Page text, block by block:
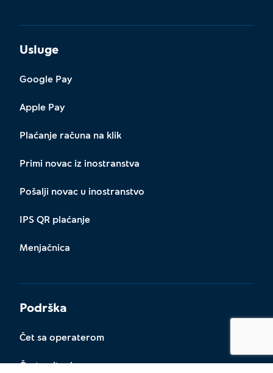
Usluge
Google Pay
Apple Pay
Plaćanje računa na klik
Primi novac iz inostranstva
Pošalji novac u inostranstvo
IPS QR plaćanje
Menjačnica
Podrška
Čet sa operaterom
Česta pitanja